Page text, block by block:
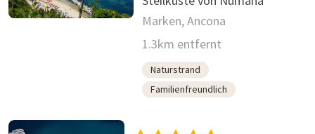
Marken, Ancona
1.3km entfernt
Naturstrand
Familienfreundlich